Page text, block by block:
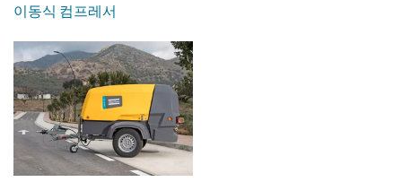
이동식 컴프레서